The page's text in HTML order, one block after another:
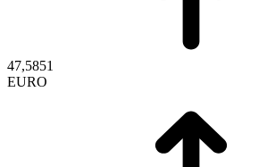
47,5851
EURO